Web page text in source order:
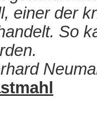
einer der
So